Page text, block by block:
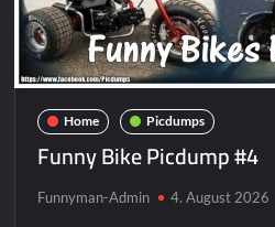
Home Picdumps
Funny Bike Picdump #4
Funnyman-Admin 4. August 2026